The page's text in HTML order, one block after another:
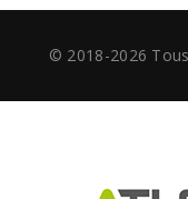
© 2018-2026